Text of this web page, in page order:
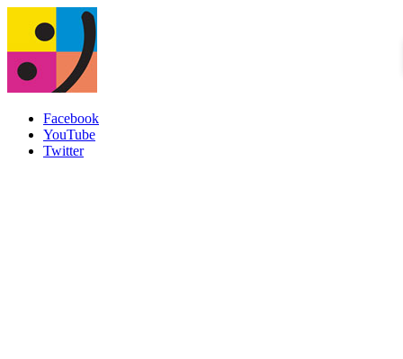
Facebook
YouTube
Twitter